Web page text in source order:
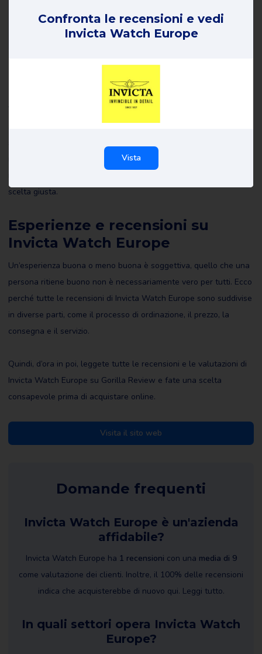
Recensioni su Invicta Watch
Tutte le recensioni di Invicta Watch Europe su Review Gorilla
sono scritte da consumatori reali con esperienze reali. Non sono
recensore. Leggete tutte le recensioni di Invicta Watch Europe e
scelta giusta.
Esperienze e recensioni su
Invicta Watch Europe
Un’esperienza buona o meno buona è soggettiva, quello che una
persona ritiene buono non è necessariamente vero per tutti. Ecco
perché tutte le recensioni di Invicta Watch Europe sono suddivise
in diverse parti, come il processo di ordinazione, il prezzo, la
consegna e il servizio.
Quindi, d’ora in poi, leggete tutte le recensioni e le valutazioni di
Invicta Watch Europe su Gorilla Review e fate una scelta
consapevole prima di acquistare online.
Visita il sito web
Domande frequenti
Invicta Watch Europe è un'azienda
affidabile?
Invicta Watch Europe ha 1 recensioni con una media di 9
come valutazione dei clienti. Inoltre, il 100% delle recensioni
indica che acquisterebbe di nuovo qui. Leggi tutto.
In quali settori opera Invicta Watch
Europe?
Confronta le recensioni e vedi
Invicta Watch Europe
Vista